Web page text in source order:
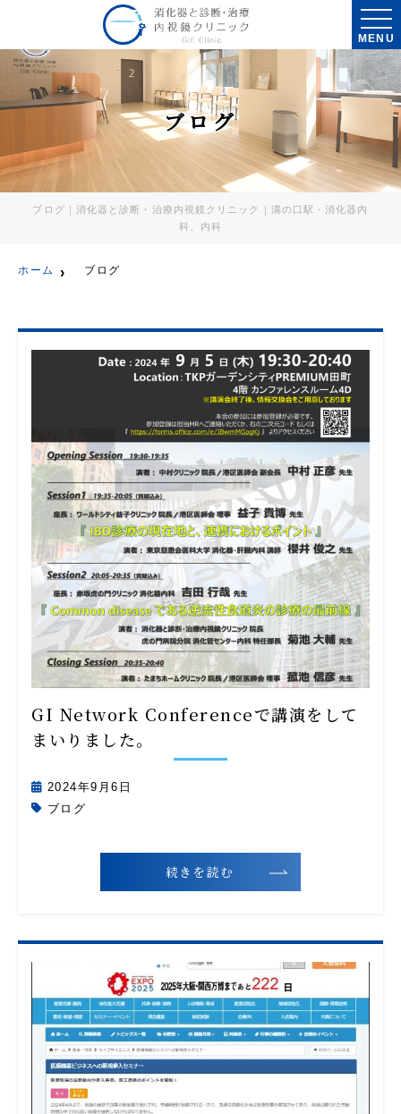
MENU
ブログ
ブログ｜消化器と診断・治療内視鏡クリニック｜溝の口駅・消化器内
科、内科
ホーム ブログ
GI Network Conferenceで講演をして
まいりました。
2024年9月6日
ブログ
続きを読む